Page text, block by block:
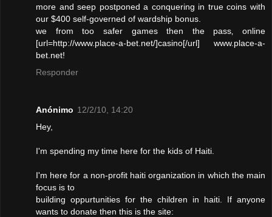
more and seep postponed a conquering in true coins with
our $400 self-governed of wardship bonus.
we from too safer games then the pass‚ online
[url=http://www.place-a-bet.net/]casino[/url] www.place-a-
bet.net!
Responder
Anónimo 12/2/10, 14:20
Hey,
I'm spending my time here for the kids of Haiti.
I'm here for a non-profit haiti organization in which the main
focus is to
building oppurtunities for the children in haiti. If anyone
wants to donate then this is the site: